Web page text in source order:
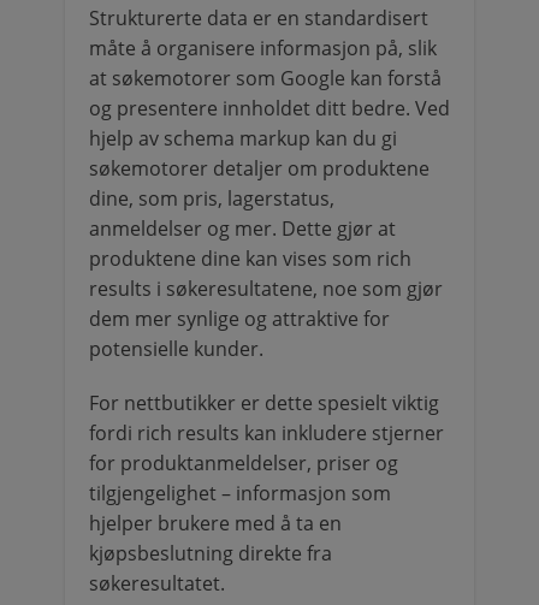
Strukturerte data er en standardisert
måte å organisere informasjon på, slik
at søkemotorer som Google kan forstå
og presentere innholdet ditt bedre. Ved
hjelp av schema markup kan du gi
søkemotorer detaljer om produktene
dine, som pris, lagerstatus,
anmeldelser og mer. Dette gjør at
produktene dine kan vises som rich
results i søkeresultatene, noe som gjør
dem mer synlige og attraktive for
potensielle kunder.
For nettbutikker er dette spesielt viktig
fordi rich results kan inkludere stjerner
for produktanmeldelser, priser og
tilgjengelighet – informasjon som
hjelper brukere med å ta en
kjøpsbeslutning direkte fra
søkeresultatet.